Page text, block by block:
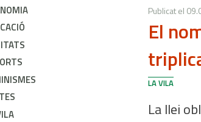
Publicat el
El
LA VILA
La llei